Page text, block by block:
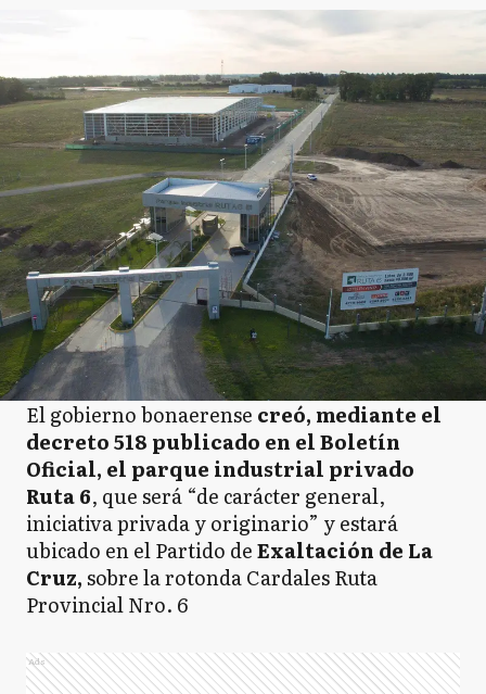
El gobierno bonaerense creó, mediante el
decreto 518 publicado en el Boletín
Oficial, el parque industrial privado
Ruta 6, que será “de carácter general,
iniciativa privada y originario” y estará
ubicado en el Partido deExaltación de La
Cruz,sobre la rotonda Cardales Ruta
Provincial Nro. 6
Ads